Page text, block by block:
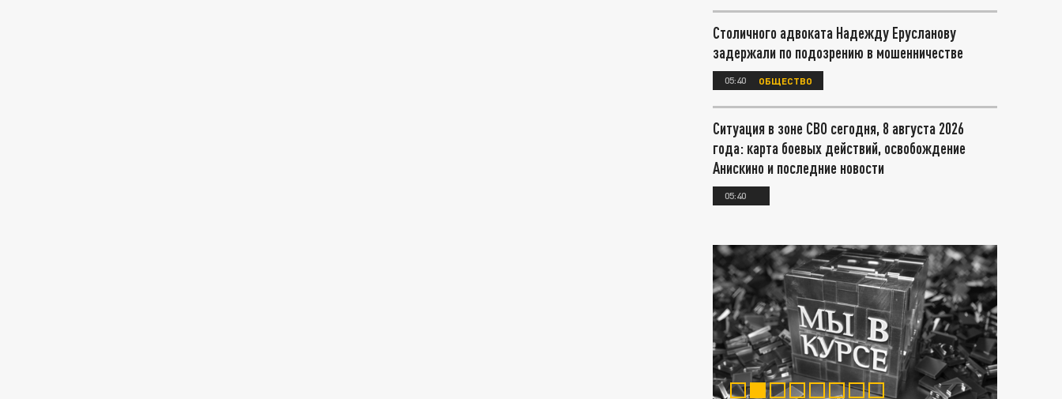
Столичного адвоката Надежду Ерусланову
задержали по подозрению в мошенничестве
05:40 ОБЩЕСТВО
Ситуация в зоне СВО сегодня, 8 августа 2026
года: карта боевых действий, освобождение
Анискино и последние новости
05:40